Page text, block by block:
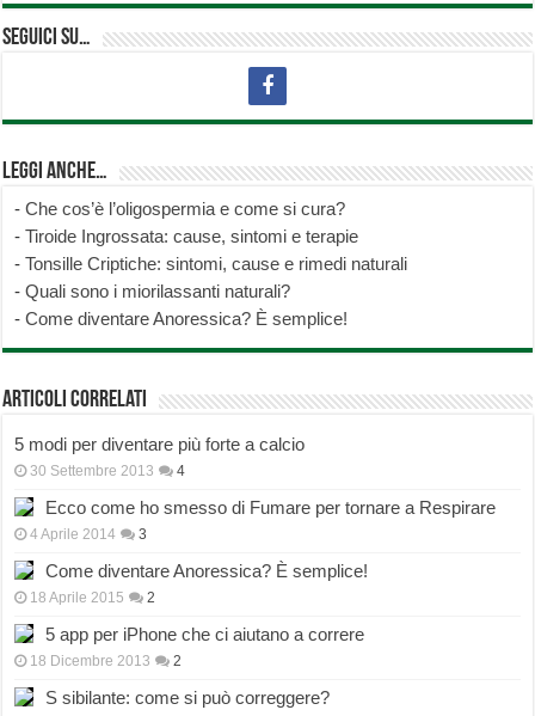
Seguici su…
Leggi anche…
-Che cos’è l’oligospermia e come si cura?
-Tiroide Ingrossata: cause, sintomi e terapie
-Tonsille Criptiche: sintomi, cause e rimedi naturali
-Quali sono i miorilassanti naturali?
-Come diventare Anoressica? È semplice!
Articoli correlati
5 modi per diventare più forte a calcio
30 Settembre 2013 4
Ecco come ho smesso di Fumare per tornare a Respirare
4 Aprile 2014 3
Come diventare Anoressica? È semplice!
18 Aprile 2015 2
5 app per iPhone che ci aiutano a correre
18 Dicembre 2013 2
S sibilante: come si può correggere?